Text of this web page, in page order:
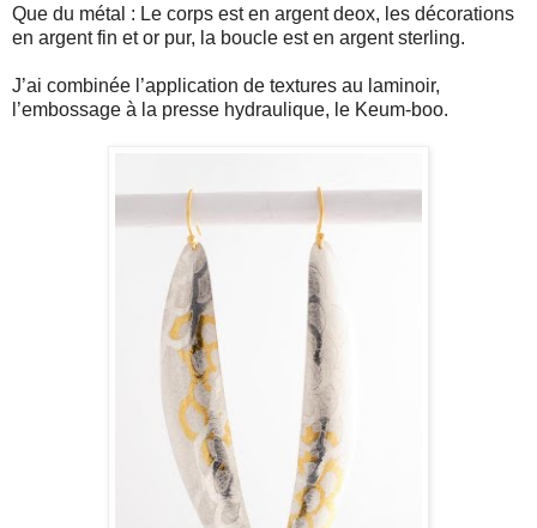
Que du métal : Le corps est en argent deox, les décorations
en argent fin et or pur, la boucle est en argent sterling.
J’ai combinée l’application de textures au laminoir,
l’embossage à la presse hydraulique, le Keum-boo.